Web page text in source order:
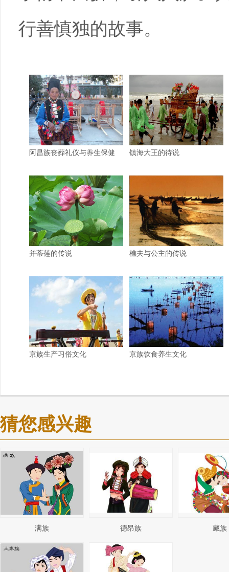
行善慎独的故事。
阿昌族丧葬礼仪与养生保健 镇海大王的待说
并蒂莲的传说 樵夫与公主的传说
京族生产习俗文化 京族饮食养生文化
猜您感兴趣
满族 德昂族 藏族